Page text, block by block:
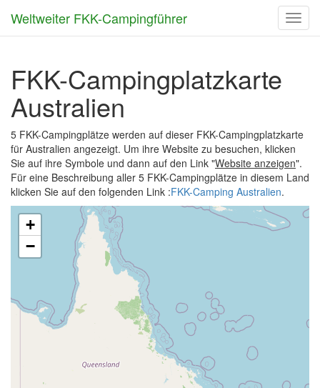
Weltweiter FKK-Campingführer
FKK-Campingplatzkarte
Australien
5 FKK-Campingplätze werden auf dieser FKK-Campingplatzkarte
für Australien angezeigt. Um ihre Website zu besuchen, klicken
Sie auf ihre Symbole und dann auf den Link "Website anzeigen".
Für eine Beschreibung aller 5 FKK-Campingplätze in diesem Land
klicken Sie auf den folgenden Link :FKK-Camping Australien.
+
−